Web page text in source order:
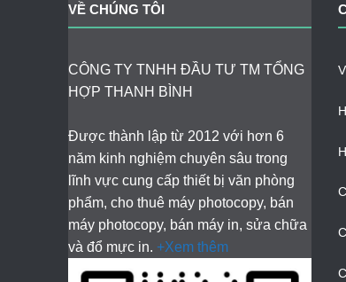
VỀ CHÚNG TÔI
CÔNG TY TNHH ĐẦU TƯ TM TỔNG
HỢP THANH BÌNH
Được thành lập từ 2012 với hơn 6
năm kinh nghiệm chuyên sâu trong
lĩnh vực cung cấp thiết bị văn phòng
phẩm, cho thuê máy photocopy, bán
máy photocopy, bán máy in, sửa chữa
và đổ mực in. +Xem thêm